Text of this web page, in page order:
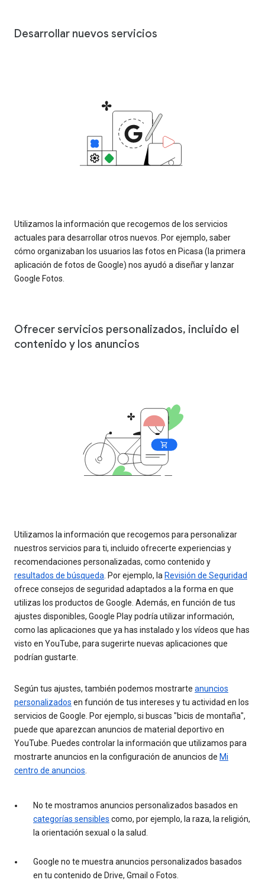
Desarrollar nuevos servicios
Utilizamos la información que recogemos de los servicios
actuales para desarrollar otros nuevos. Por ejemplo, saber
cómo organizaban los usuarios las fotos en Picasa (la primera
aplicación de fotos de Google) nos ayudó a diseñar y lanzar
Google Fotos.
Ofrecer servicios personalizados, incluido el
contenido y los anuncios
Utilizamos la información que recogemos para personalizar
nuestros servicios para ti, incluido ofrecerte experiencias y
recomendaciones personalizadas, como contenido y
resultados de búsqueda . Por ejemplo, la Revisión de Seguridad
ofrece consejos de seguridad adaptados a la forma en que
utilizas los productos de Google. Además, en función de tus
ajustes disponibles, Google Play podría utilizar información,
como las aplicaciones que ya has instalado y los vídeos que has
visto en YouTube, para sugerirte nuevas aplicaciones que
podrían gustarte.
Según tus ajustes, también podemos mostrarte anuncios
personalizados en función de tus intereses y tu actividad en los
servicios de Google. Por ejemplo, si buscas "bicis de montaña",
puede que aparezcan anuncios de material deportivo en
YouTube. Puedes controlar la información que utilizamos para
mostrarte anuncios en la configuración de anuncios de Mi
centro de anuncios
No te mostramos anuncios personalizados basados en
categorías sensibles como, por ejemplo, la raza, la religión,
la orientación sexual o la salud.
Google no te muestra anuncios personalizados basados
en tu contenido de Drive, Gmail o Fotos.